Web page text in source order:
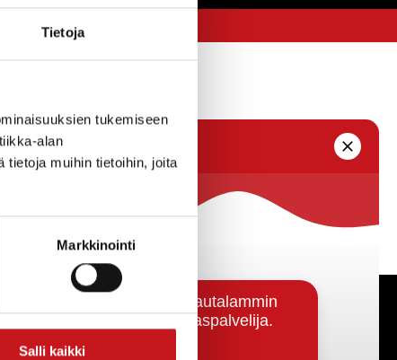
Tietoja
tukemiseen
alan
tietoja muihin tietoihin, joita
Markkinointi
Salli kaikki